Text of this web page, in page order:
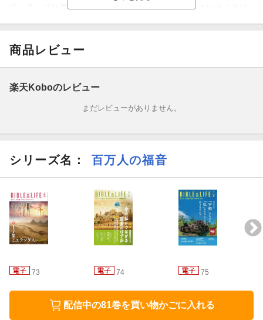
て…？ プログラムの意味、そもそも礼拝とは何かということに
その他、「365日ディボーション 神様から信仰を始めるために」
（中村穣）、信仰生活の基礎を築く助け、ウェストミンスター小
部愛美）、歴史に名を刻んだ人との時空を超えた出会い「ウォー
チャンのための言語学教室」（岩本遠億）、聖書のメッセージ、
生かしている方々の姿を掲載しています。※この商品は固定レイ
備えた端末で読むことに適しています。また、文字列のハイライ
トや検索、辞書の参照、引用などの機能が使用できません。
商品レビュー
楽天Koboのレビュー
まだレビューがありません。
シリーズ名： 百万人の福音
73 74 75
配信中の81巻を買い物かごに入れる